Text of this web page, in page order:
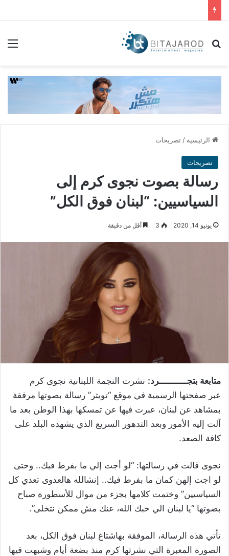
بحث عن
الرئيسية / تصريحات
تصريحات
رسالة بصوت نجوى كرم إلى
السياسيين: “لبنان فوق الكل”
يونيو 14, 2020 3 أقل من دقيقة
متابعة بتجـــــــــــرد: نشرت النجمة اللبنانية نجوى كرم
عبر صفحتها الرسمية في موقع “تويتر” رسالة بصوتها مرفقة
بمشاهد عن لبنان، عبرت فيها عن تمسكها بهذا الوطن بعد ما
آلت إليه الأمور وبعد التدهور السريع الذي يشهده البلد على
كافة الصعد.
نجوى قالت في رسالتها: “لو أجت إلي ما بفرط فيك.. وحتى
لو اجت إلهن كمان ما بفرط فيك.. إنشالله هالعدوى تعدي كل
السياسيين” وختمت كلامها بجزء من موال للأسطورة صباح
بصوتها “يا لبنان الي حبك الله، عنك مش ممكن نتخلى”.
تأتي هذه الرسالة، الموفقة بهاشتاغ لبنان فوق الكل، بعد
الصورة المعبرة التي نشرتها كرم منذ بضعة أيام وشبهت فيها